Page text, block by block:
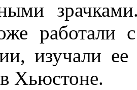
работали
изучали
Хьюстоне.